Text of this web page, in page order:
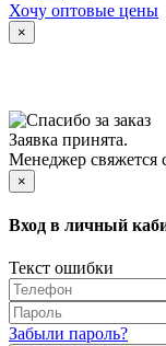
Хочу оптовые цены
×
Заявка принята.
Менеджер свяжется
×
Вход в личный
Текст ошибки
Забыли пароль?